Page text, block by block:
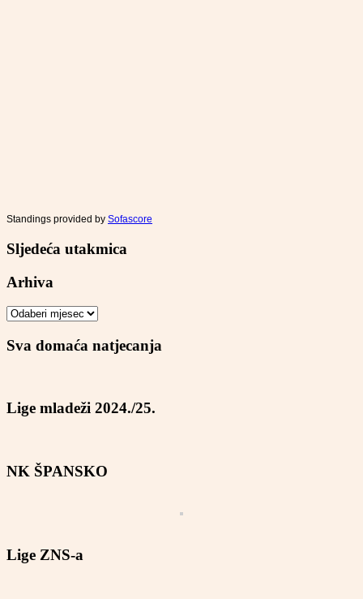
Standings provided by Sofascore
Sljedeća utakmica
Arhiva
Arhiva
Sva domaća natjecanja
Lige mladeži 2024./25.
NK ŠPANSKO
Lige ZNS-a